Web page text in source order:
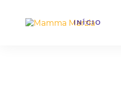
INÍCIO